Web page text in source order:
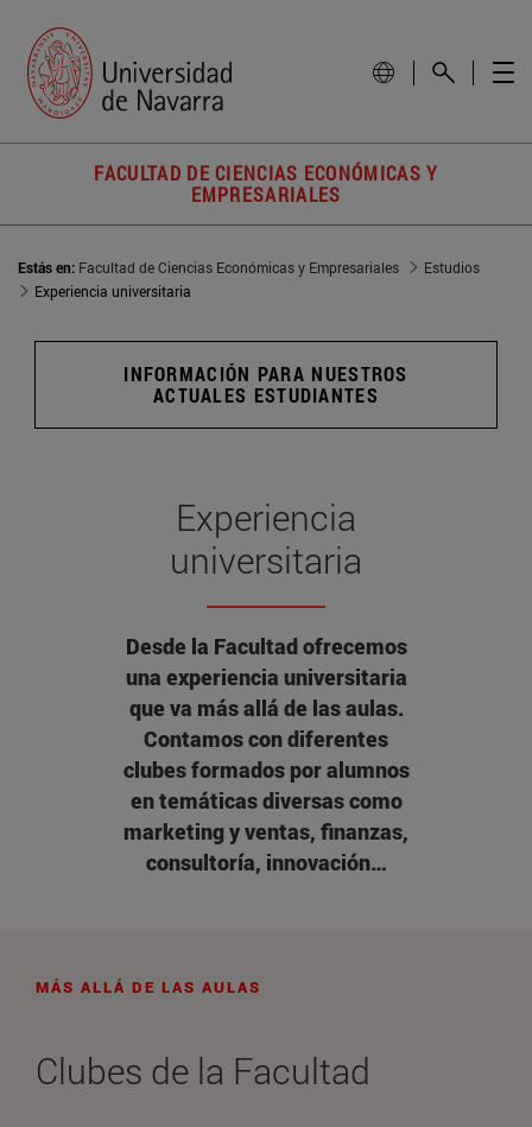
FACULTAD DE CIENCIAS ECONÓMICAS Y
EMPRESARIALES
Estás en: Facultad de Ciencias Económicas y Empresariales
Estudios
Experiencia universitaria
INFORMACIÓN PARA NUESTROS
ACTUALES ESTUDIANTES
Experiencia
universitaria
Desde la Facultad ofrecemos
una experiencia universitaria
que va más allá de las aulas.
Contamos con diferentes
clubes formados por alumnos
en temáticas diversas como
marketing y ventas, finanzas,
consultoría, innovación…
MÁS ALLÁ DE LAS AULAS
Clubes de la Facultad